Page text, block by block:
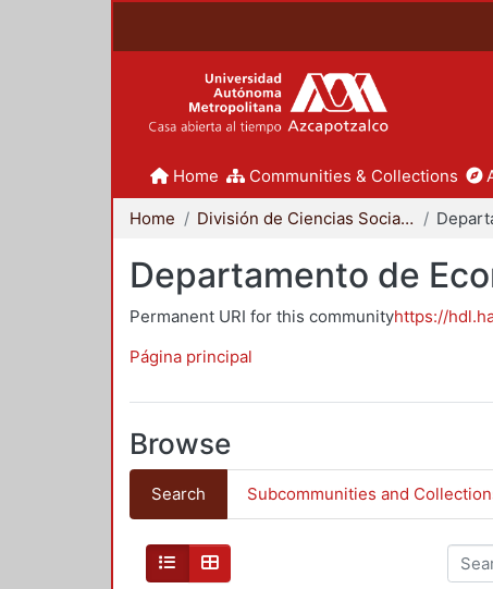
Home Communities & Collections
Home División de Ciencias Sociales y Humanidades
Departamento de
Permanent URI for this communityhttps://
Página principal
Browse
Search Subcommunities and